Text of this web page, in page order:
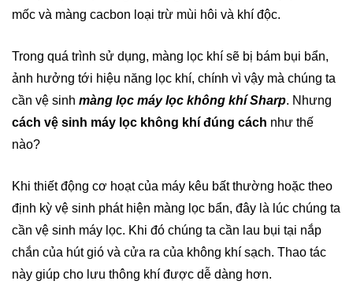
mốc và màng cacbon loại trừ mùi hôi và khí độc.
Trong quá trình sử dụng, màng lọc khí sẽ bị bám bụi bẩn,
ảnh hưởng tới hiệu năng lọc khí, chính vì vậy mà chúng ta
cần vệ sinh màng lọc máy lọc không khí Sharp. Nhưng
cách vệ sinh máy lọc không khí đúng cách như thế
nào?
Khi thiết động cơ hoạt của máy kêu bất thường hoặc theo
định kỳ vệ sinh phát hiện màng lọc bẩn, đây là lúc chúng ta
cần vệ sinh máy lọc. Khi đó chúng ta cần lau bụi tại nắp
chắn của hút gió và cửa ra của không khí sạch. Thao tác
này giúp cho lưu thông khí được dễ dàng hơn.